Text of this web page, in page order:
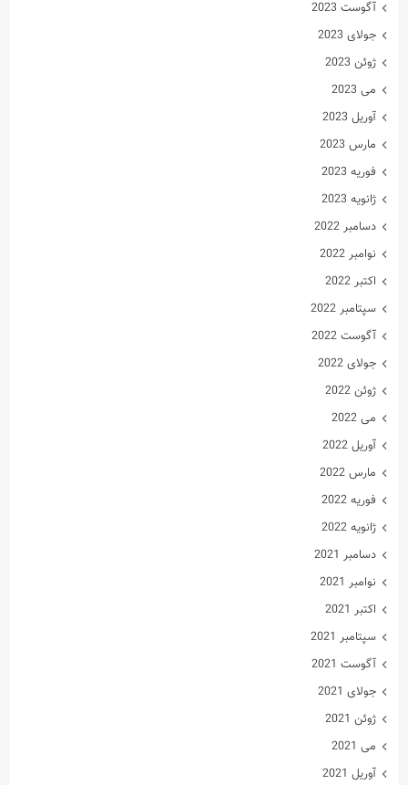
آگوست 2023
جولای 2023
ژوئن 2023
می 2023
آوریل 2023
مارس 2023
فوریه 2023
ژانویه 2023
دسامبر 2022
نوامبر 2022
اکتبر 2022
سپتامبر 2022
آگوست 2022
جولای 2022
ژوئن 2022
می 2022
آوریل 2022
مارس 2022
فوریه 2022
ژانویه 2022
دسامبر 2021
نوامبر 2021
اکتبر 2021
سپتامبر 2021
آگوست 2021
جولای 2021
ژوئن 2021
می 2021
آوریل 2021